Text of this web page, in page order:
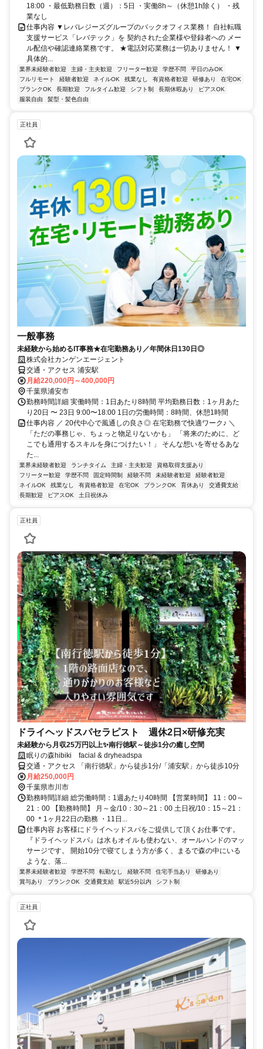
18:00 ・最低勤務日数（週）：5日 ・実働8h～（休憩1h除く） ・残
業なし
仕事内容 ▼レバレジーズグループのバックオフィス業務！ 自社転職
支援サービス「レバテック」を 契約された企業様や登録者への メー
ル配信や確認連絡業務です。 ★電話対応業務は一切ありません！ ▼
具体的...
業界未経験者歓迎 主婦・主夫歓迎 フリーター歓迎 学歴不問
平日のみOK
フルリモート
経験者歓迎 ネイルOK 残業なし 有資格者歓迎 研修あり
在宅OK
ブランクOK
長期歓迎 フルタイム歓迎 シフト制 長期休暇あり
ピアスOK
服装自由
髪型・髪色自由
正社員
一般事務
未経験から始めるIT事務★在宅勤務あり／年間休日130日◎
株式会社カンゲンエージェント
交通・アクセス 浦安駅
月給220,000円～400,000円
千葉県浦安市
勤務時間詳細 実働時間：1日あたり8時間 平均勤務日数：1ヶ月あた
り20日 〜 23日 9:00〜18:00 1日の労働時間：8時間、休憩1時間
仕事内容 ／ 20代中心で風通しの良さ◎ 在宅勤務で快適ワーク♪ ＼
「ただの事務じゃ、ちょっと物足りないかも」 「将来のために、ど
こでも通用するスキルを身につけたい！」 そんな想いを寄せるあな
た...
業界未経験者歓迎 ランチタイム 主婦・主夫歓迎
資格取得支援あり
フリーター歓迎
学歴不問 固定時間制 経験不問 未経験者歓迎
経験者歓迎
ネイルOK
残業なし 有資格者歓迎 在宅OK ブランクOK 育休あり
交通費支給
長期歓迎
ピアスOK 土日祝休み
正社員
ドライヘッドスパセラピスト 週休2日×研修充実
未経験から月収25万円以上✨南行徳駅～徒歩1分の癒し空間
眠りの森hibiki facial & dryheadspa
交通・アクセス 「南行徳駅」から徒歩1分/「浦安駅」から徒歩10分
月給250,000円
千葉県市川市
勤務時間詳細 総労働時間：1週あたり40時間 【営業時間】 11：00～
21：00 【勤務時間】 月～金/10：30～21：00 土日祝/10：15～21：
00 ＊1ヶ月22日の勤務 ・11日...
仕事内容 お客様にドライヘッドスパをご提供して頂くお仕事です。
『ドライヘッドスパ』は水もオイルも使わない、オールハンドのマッ
サージです。 開始10分で寝てしまう方が多く、まるで森の中にいる
ような、落...
業界未経験者歓迎 学歴不問 転勤なし 経験不問 住宅手当あり
研修あり
賞与あり
ブランクOK 交通費支給 駅近5分以内 シフト制
正社員